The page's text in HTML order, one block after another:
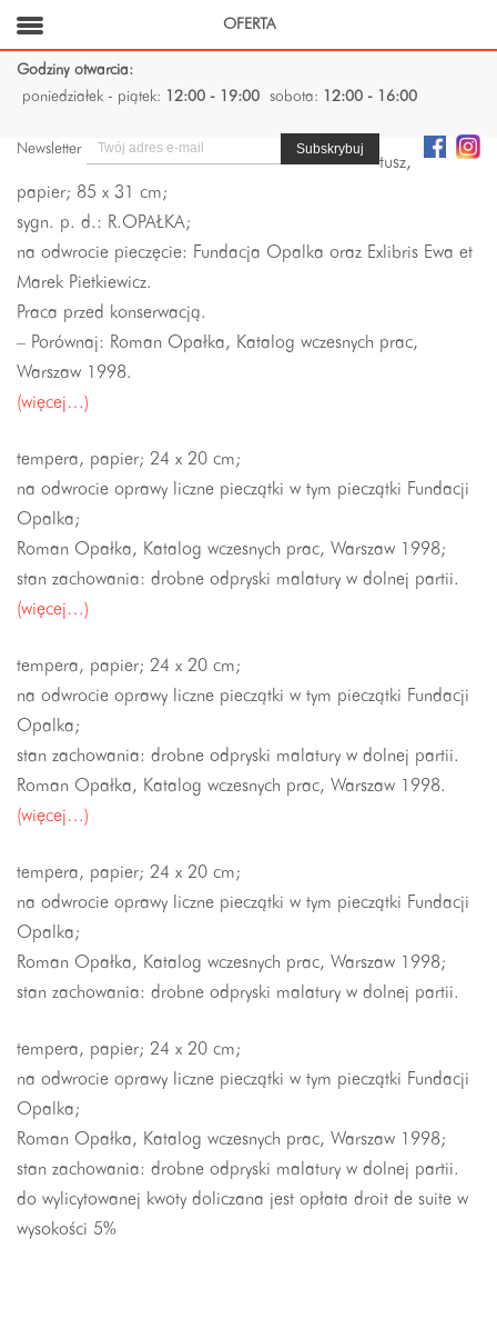
Godziny otwarcia:
poniedziałek - piątek:
12:00 - 19:00 sobota: 12:00 - 16:00
Newsletter
tusz,
papier; 85 x 31 cm;
sygn. p. d.: R.OPAŁKA;
na odwrocie pieczęcie: Fundacja Opalka oraz Exlibris Ewa et
Marek Pietkiewicz.
Praca przed konserwacją.
– Porównaj: Roman Opałka, Katalog wczesnych prac,
Warszaw 1998.
(więcej…)
tempera, papier; 24 x 20 cm;
na odwrocie oprawy liczne pieczątki w tym pieczątki Fundacji
Opalka;
Roman Opałka, Katalog wczesnych prac, Warszaw 1998;
stan zachowania: drobne odpryski malatury w dolnej partii.
(więcej…)
tempera, papier; 24 x 20 cm;
na odwrocie oprawy liczne pieczątki w tym pieczątki Fundacji
Opalka;
stan zachowania: drobne odpryski malatury w dolnej partii.
Roman Opałka, Katalog wczesnych prac, Warszaw 1998.
(więcej…)
tempera, papier; 24 x 20 cm;
na odwrocie oprawy liczne pieczątki w tym pieczątki Fundacji
Opalka;
Roman Opałka, Katalog wczesnych prac, Warszaw 1998;
stan zachowania: drobne odpryski malatury w dolnej partii.
tempera, papier; 24 x 20 cm;
na odwrocie oprawy liczne pieczątki w tym pieczątki Fundacji
Opalka;
Roman Opałka, Katalog wczesnych prac, Warszaw 1998;
stan zachowania: drobne odpryski malatury w dolnej partii.
do wylicytowanej kwoty doliczana jest opłata droit de suite w
wysokości 5%
OFERTA